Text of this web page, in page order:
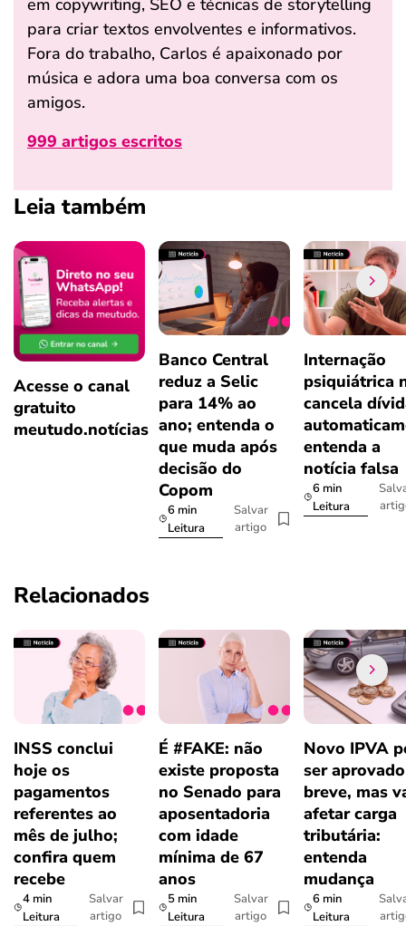
para criar textos envolventes e informativos.
Fora do trabalho, Carlos é apaixonado por
música e adora uma boa conversa com os
amigos.
999 artigos escritos
Leia também
Acesse o canal
gratuito
meutudo.notícias
Banco Central
reduz a Selic
para 14% ao
ano; entenda o
que muda após
decisão do
Copom
6 min
Leitura
Salvar
artigo
Internação
psiquiátrica
cancela
entenda a
notícia falsa
6 min
Leitura
Relacionados
INSS conclui
hoje os
pagamentos
referentes ao
mês de julho;
confira quem
recebe
4 min
Leitura
Salvar
artigo
É #FAKE: não
existe proposta
no Senado para
aposentadoria
com idade
mínima de 67
anos
5 min
Leitura
Salvar
artigo
Novo IPVA
ser
breve, mas
afetar carga
tributária:
entenda
mudança
6 min
Leitura